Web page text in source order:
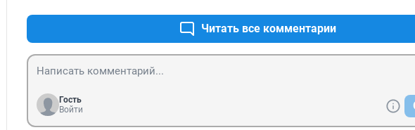
Читать все комментарии
Гость
Войти